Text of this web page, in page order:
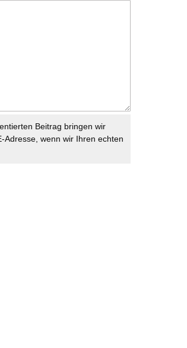
Beitrag bringen wir
wenn wir Ihren echten